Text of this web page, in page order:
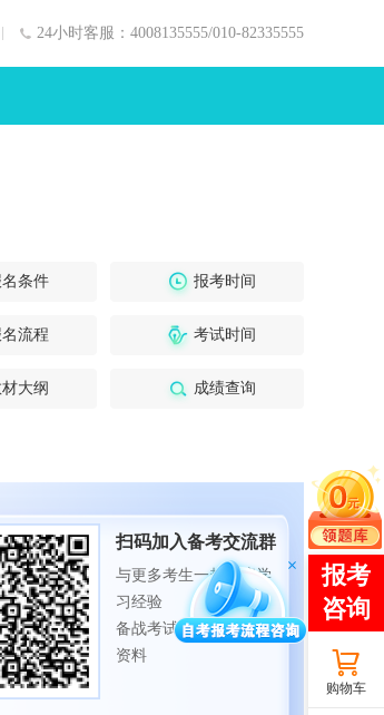
24小时客服：4008135555/010-82335555
条件 报考时间
流程 考试时间
大纲 成绩查询
扫码加入备考交流群
与更多考生一起交流学
习经验
备战考试，获取试题及
资料
购物车